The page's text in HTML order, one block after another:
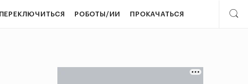
ПЕРЕКЛЮЧИТЬСЯ РОБОТЫ/ИИ ПРОКАЧАТЬСЯ